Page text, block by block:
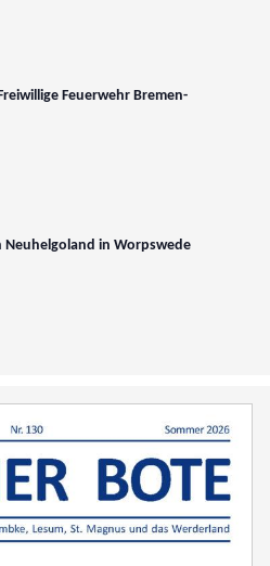
Feuerwehr Bremen-
in Worpswede